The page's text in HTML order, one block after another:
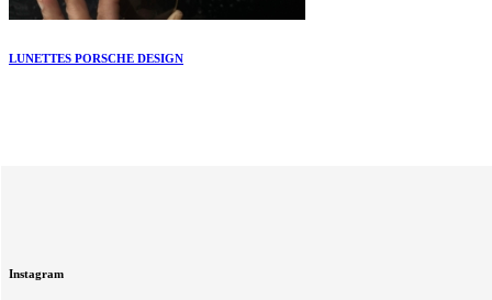
LUNETTES PORSCHE DESIGN
Instagram